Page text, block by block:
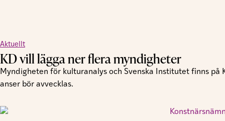
Aktuellt
KD vill lägga ner flera myndigheter
Myndigheten för kulturanalys och Svenska Institutet finns
anser bör avvecklas.